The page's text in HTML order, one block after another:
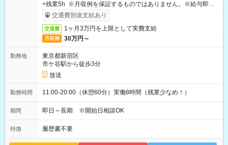
+残業5h ※月収例を保証するものではありません。※給与即受
取りサービス利用可（利用条件有）
交通費別途支給あり
交通費 1ヶ月3万円を上限として実費支給
月収例 30万円～
勤務地
東京都新宿区
市ケ谷駅から徒歩3分
放送
勤務時間 11:00-20:00（休憩60分）実働8時間（残業少なめ！）
期間 即日～長期 ※開始日相談OK
特徴 履歴書不要